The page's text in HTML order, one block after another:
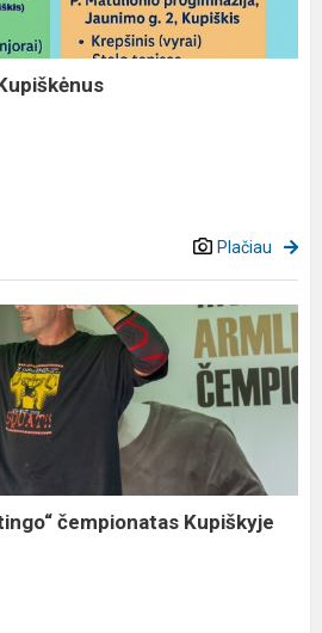
Plačiau
čempionatas Kupiškyje